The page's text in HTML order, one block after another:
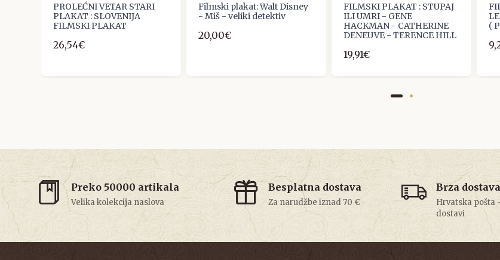
PROLEĆNI VETAR STARI
PLAKAT : SLOVENIJA
FILMSKI PLAKAT
26,54€
Filmski plakat: Walt Disney
- Miš - veliki detektiv
20,00€
FILMSKI PLAKAT : STUPAJ
ILI UMRI - GENE
HACKMAN - CATHERINE
DENEUVE - TERENCE HILL
19,91€
(
Preko 50000 artikala
Velika kolekcija naslova
Besplatna dostava
Za narudžbe iznad 70 €
Brza dostava
Hrvatska pošta
dostavi